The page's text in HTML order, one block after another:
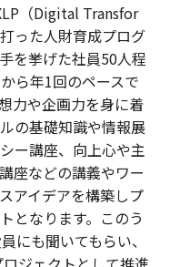
（Digital Transfor
った人財育成プログ
を挙げた社員50人程
ら年1回のペースで
力や企画力を身に着
の基礎知識や情報展
ー講座、向上心や主
座などの講義やワー
アイデアを構築しプ
となります。このう
にも聞いてもらい、